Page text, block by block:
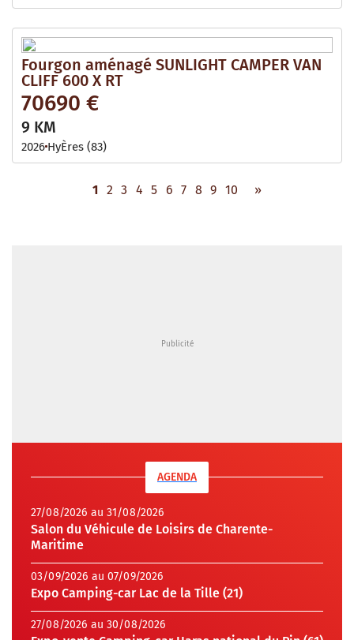
Fourgon aménagé SUNLIGHT CAMPER VAN
CLIFF 600 X RT
70690 €
9 KM
2026 HyÈres (83)
1 2 3 4 5 6 7 8 9 10 »
AGENDA
27/08/2026 au 31/08/2026
Salon du Véhicule de Loisirs de Charente-
Maritime
03/09/2026 au 07/09/2026
Expo Camping-car Lac de la Tille (21)
27/08/2026 au 30/08/2026